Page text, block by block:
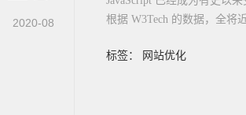
2020-08
根据 W3Tech 的数据，全将
标签： 网站优化